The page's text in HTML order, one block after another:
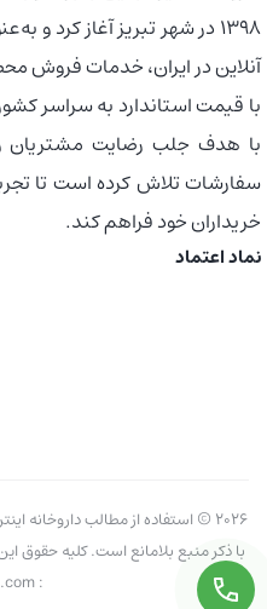
1398 در شهر تبریز آغاز کرد
آنلاین در ایران، خدمات فروش
با قیمت استاندارد به سراسر
با هدف جلب رضایت مشتریان
سفارشات تلاش کرده است تا
خریداران خود فراهم کند.
نماد اعتماد
2026 © استفاده از مطالب داروخانه
با ذکر منبع بلامانع است. کلیه حقوق
: adsima.com